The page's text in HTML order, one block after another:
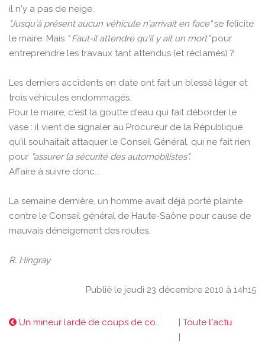
il n'y a pas de neige.
"Jusqu'à présent aucun véhicule n'arrivait en face"se félicite
le maire. Mais " Faut-il attendre qu'il y ait un mort"pour
entreprendre les travaux tant attendus (et réclamés) ?
Les derniers accidents en date ont fait un blessé léger et
trois véhicules endommagés.
Pour le maire, c'est la goutte d'eau qui fait déborder le
vase : il vient de signaler au Procureur de la République
qu'il souhaitait attaquer le Conseil Général, qui ne fait rien
pour "assurer la sécurité des automobilistes".
Affaire à suivre donc...
La semaine dernière, un homme avait déjà porté plainte
contre le Conseil général de Haute-Saône pour cause de
mauvais déneigement des routes.
R. Hingray
Publié le jeudi 23 décembre 2010 à 14h15
Un mineur lardé de coups de co.. | Toute l'actu
|